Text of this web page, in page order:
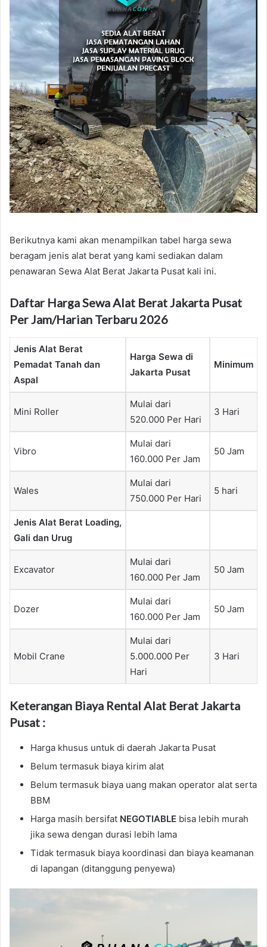
Berikutnya kami akan menampilkan tabel harga sewa
beragam jenis alat berat yang kami sediakan dalam
penawaran Sewa Alat Berat Jakarta Pusat kali ini.
Daftar Harga Sewa Alat Berat Jakarta Pusat
Per Jam/Harian Terbaru 2026
Jenis Alat Berat
Pemadat Tanah dan
Aspal
Harga Sewa di
Jakarta Pusat
Minimum
Mini Roller
Mulai dari
520.000 Per Hari
3 Hari
Vibro
Mulai dari
160.000 Per Jam
50 Jam
Wales
Mulai dari
750.000 Per Hari
5 hari
Jenis Alat Berat Loading,
Gali dan Urug
Excavator
Mulai dari
160.000 Per Jam
50 Jam
Dozer
Mulai dari
160.000 Per Jam
50 Jam
Mobil Crane
Mulai dari
5.000.000 Per
Hari
3 Hari
Keterangan Biaya Rental Alat Berat Jakarta
Pusat :
Harga khusus untuk di daerah Jakarta Pusat
Belum termasuk biaya kirim alat
Belum termasuk biaya uang makan operator alat serta
BBM
Harga masih bersifat NEGOTIABLE bisa lebih murah
jika sewa dengan durasi lebih lama
Tidak termasuk biaya koordinasi dan biaya keamanan
di lapangan (ditanggung penyewa)